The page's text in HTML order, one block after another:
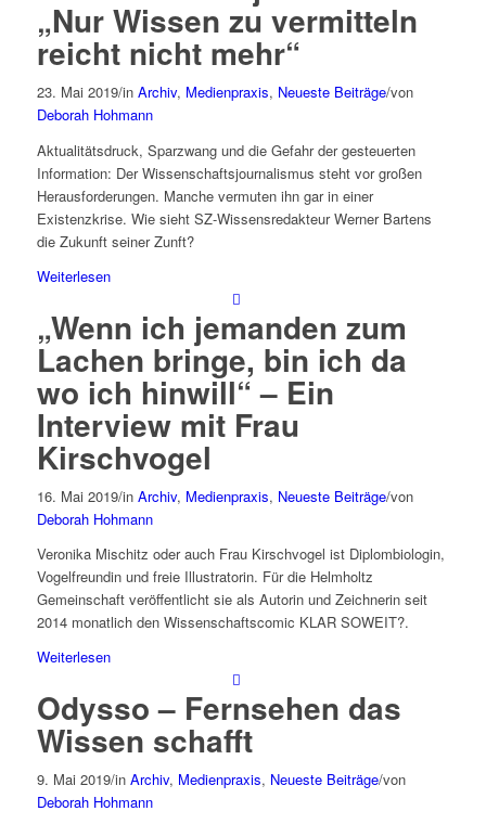
„Nur Wissen zu vermitteln
reicht nicht mehr“
23. Mai 2019/in Archiv, Medienpraxis, Neueste Beiträge/von
Deborah Hohmann
Aktualitätsdruck, Sparzwang und die Gefahr der gesteuerten
Information: Der Wissenschaftsjournalismus steht vor großen
Herausforderungen. Manche vermuten ihn gar in einer
Existenzkrise. Wie sieht SZ-Wissensredakteur Werner Bartens
die Zukunft seiner Zunft?
Weiterlesen
„Wenn ich jemanden zum
Lachen bringe, bin ich da
wo ich hinwill“ – Ein
Interview mit Frau
Kirschvogel
16. Mai 2019/in Archiv, Medienpraxis, Neueste Beiträge/von
Deborah Hohmann
Veronika Mischitz oder auch Frau Kirschvogel ist Diplombiologin,
Vogelfreundin und freie Illustratorin. Für die Helmholtz
Gemeinschaft veröffentlicht sie als Autorin und Zeichnerin seit
2014 monatlich den Wissenschaftscomic KLAR SOWEIT?.
Weiterlesen
Odysso – Fernsehen das
Wissen schafft
9. Mai 2019/in Archiv, Medienpraxis, Neueste Beiträge/von
Deborah Hohmann